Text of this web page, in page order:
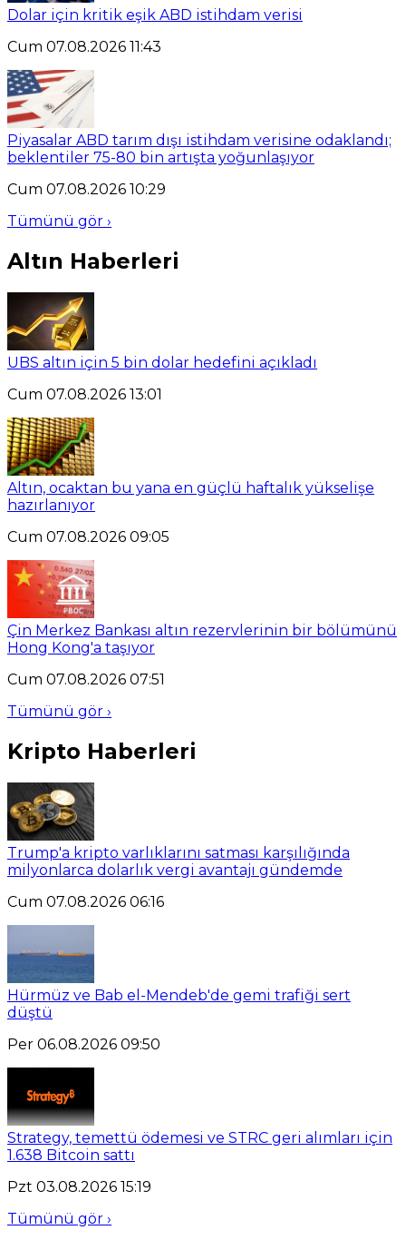
Dolar için kritik eşik ABD istihdam verisi
Cum 07.08.2026 11:43
Piyasalar ABD tarım dışı istihdam verisine odaklandı;
beklentiler 75-80 bin artışta yoğunlaşıyor
Cum 07.08.2026 10:29
Tümünü gör ›
Altın Haberleri
UBS altın için 5 bin dolar hedefini açıkladı
Cum 07.08.2026 13:01
Altın, ocaktan bu yana en güçlü haftalık yükselişe
hazırlanıyor
Cum 07.08.2026 09:05
Çin Merkez Bankası altın rezervlerinin bir bölümünü
Hong Kong'a taşıyor
Cum 07.08.2026 07:51
Tümünü gör ›
Kripto Haberleri
Trump'a kripto varlıklarını satması karşılığında
milyonlarca dolarlık vergi avantajı gündemde
Cum 07.08.2026 06:16
Hürmüz ve Bab el-Mendeb'de gemi trafiği sert
düştü
Per 06.08.2026 09:50
Strategy, temettü ödemesi ve STRC geri alımları için
1.638 Bitcoin sattı
Pzt 03.08.2026 15:19
Tümünü gör ›